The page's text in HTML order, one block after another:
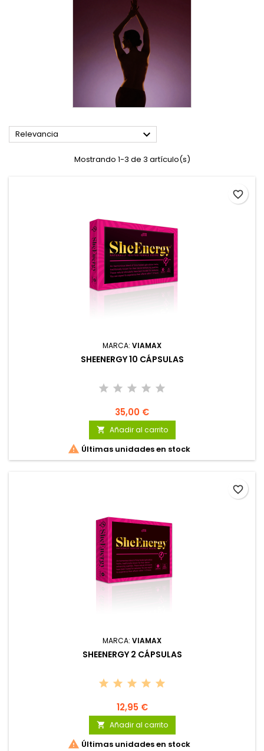
Relevancia 
Mostrando 1-3 de 3 artículo(s)
MARCA: VIAMAX
SHEENERGY 10 CÁPSULAS
35,00 €
 Añadir al carrito
 Últimas unidades en stock
favorite_border
MARCA: VIAMAX
SHEENERGY 2 CÁPSULAS
12,95 €
 Añadir al carrito
 Últimas unidades en stock
favorite_border